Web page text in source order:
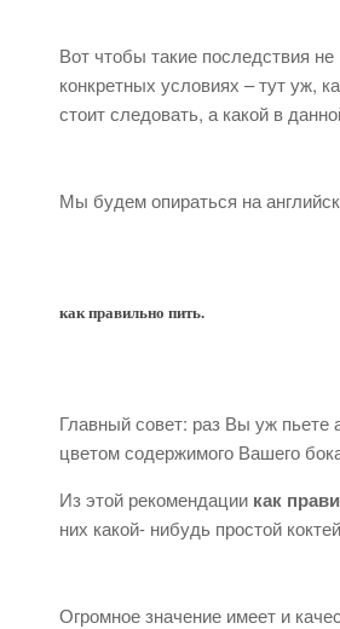
Вот чтобы такие последствия
конкретных условиях – тут уж,
стоит следовать, а какой в
Мы будем опираться на
как правильно пить.
Главный совет: раз Вы уж пьете
цветом содержимого Вашего
Из этой рекомендации как
них какой- нибудь простой
Огромное значение имеет и